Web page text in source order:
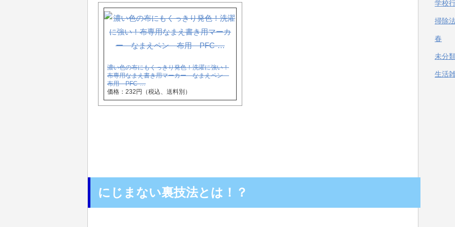
濃い色の布にもくっきり発色！洗濯に強い！
布専用なまえ書き用マーカー なまえペン
布用 PFC-…
価格：232円（税込、送料別）
にじまない裏技法とは！？
学校
掃除
春
未分
生活